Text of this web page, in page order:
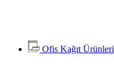
Ofis Kağıt Ürünleri